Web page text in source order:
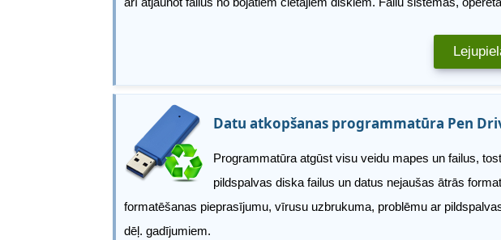
Datu atkopšanas programmatūra Pen
Programmatūra atgūst visu veidu mapes un failus,
pildspalvas diska failus un datus nejaušas ātrās
formatēšanas pieprasījumu, vīrusu uzbrukuma, problēmu ar
dēļ. gadījumiem.